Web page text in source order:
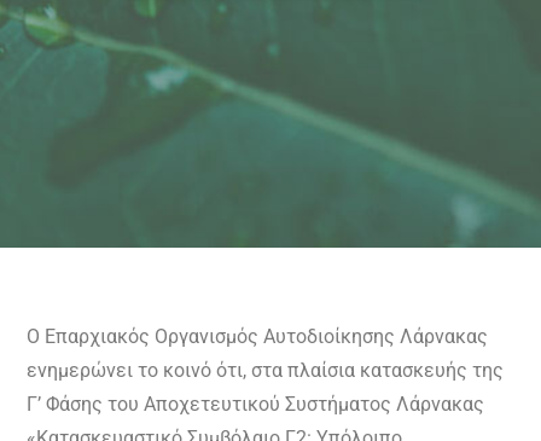
Ο Επαρχιακός Οργανισμός Αυτοδιοίκησης Λάρνακας
ενημερώνει το κοινό ότι, στα πλαίσια κατασκευής της
Γ’ Φάσης του Αποχετευτικού Συστήματος Λάρνακας